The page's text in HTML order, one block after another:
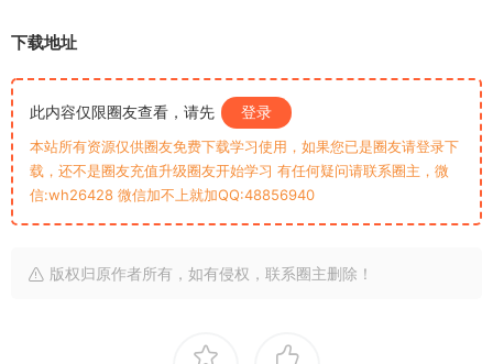
下载地址
此内容仅限圈友查看，请先 登录
本站所有资源仅供圈友免费下载学习使用，如果您已是圈友请登录下
载，还不是圈友充值升级圈友开始学习 有任何疑问请联系圈主，微
信:wh26428 微信加不上就加QQ:48856940
版权归原作者所有，如有侵权，联系圈主删除！